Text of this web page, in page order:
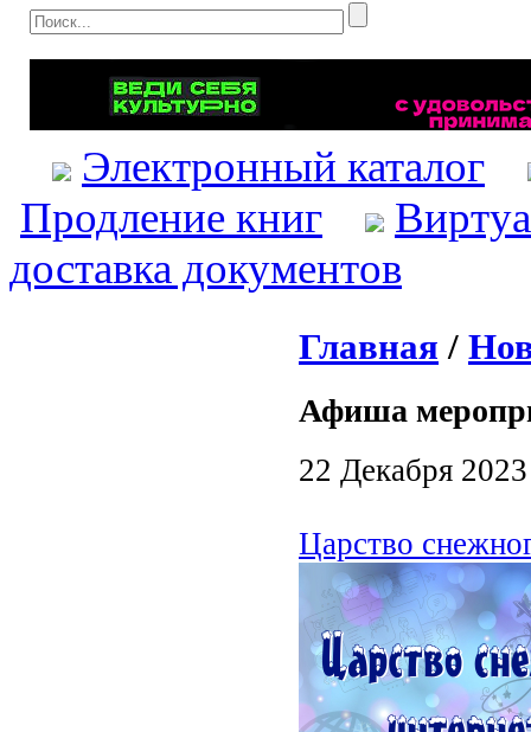
Электронный каталог
Продление книг
доставка документов
Главная /
Афиша
22 Декабря
Царство